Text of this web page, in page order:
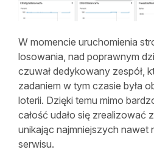
W momencie uruchomienia
losowania, nad poprawnym
czuwał dedykowany zespół,
zadaniem w tym czasie była
loterii. Dzięki temu mimo
całość udało się zrealizować
unikając najmniejszych nawet
serwisu.